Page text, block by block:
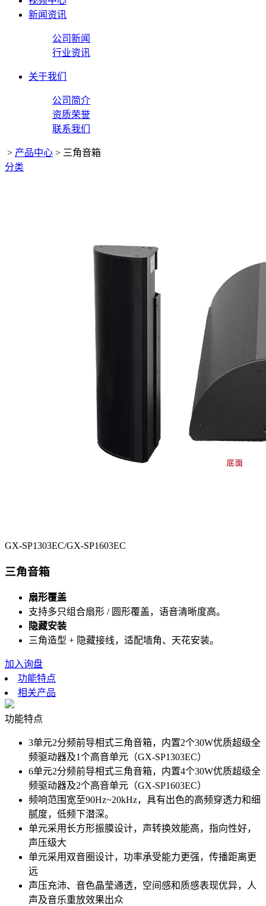
新闻资讯
公司新闻
行业资讯
关于我们
公司简介
资质荣誉
联系我们
> 产品中心 > 三角音箱
分类
GX-SP1303EC/GX-SP1603EC
三角音箱
扇形覆盖
支持多只组合扇形 / 圆形覆盖，语音清晰度高。
隐藏安装
三角造型 + 隐藏接线，适配墙角、天花安装。
加入询盘
功能特点
相关产品
功能特点
3单元2分频前导相式三角音箱，内置2个30W优质超级全
频驱动器及1个高音单元（GX-SP1303EC）
6单元2分频前导相式三角音箱，内置4个30W优质超级全
频驱动器及2个高音单元（GX-SP1603EC）
频响范围宽至90Hz~20kHz，具有出色的高频穿透力和细
腻度，低频下潜深。
单元采用长方形振膜设计，声转换效能高，指向性好，
声压级大
单元采用双音圈设计，功率承受能力更强，传播距离更
远
声压充沛、音色晶莹通透，空间感和质感表现优异，人
声及音乐重放效果出众